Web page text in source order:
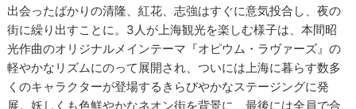
出会ったばかりの清隆、紅花、志強はすぐに意気投合し、夜の
街に繰り出すことに。3人が上海観光を楽しむ様子は、本間昭
光作曲のオリジナルメインテーマ『オピウム・ラヴァーズ』の
軽やかなリズムにのって展開され、ついには上海に暮らす数多
くのキャラクターが登場するきらびやかなステージングに発
展。妖しくも色鮮やかなネオン街を背景に、最後には全員で合